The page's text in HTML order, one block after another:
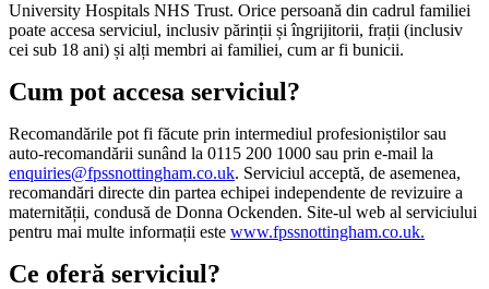
University Hospitals NHS Trust. Orice persoană din cadrul familiei
poate accesa serviciul, inclusiv părinții și îngrijitorii, frații (inclusiv
cei sub 18 ani) și alți membri ai familiei, cum ar fi bunicii.
Cum pot accesa serviciul?
Recomandările pot fi făcute prin intermediul profesioniștilor sau
auto-recomandării sunând la 0115 200 1000 sau prin e-mail la
enquiries@fpssnottingham.co.uk. Serviciul acceptă, de asemenea,
recomandări directe din partea echipei independente de revizuire a
maternității, condusă de Donna Ockenden. Site-ul web al serviciului
pentru mai multe informații este www.fpssnottingham.co.uk.
Ce oferă serviciul?